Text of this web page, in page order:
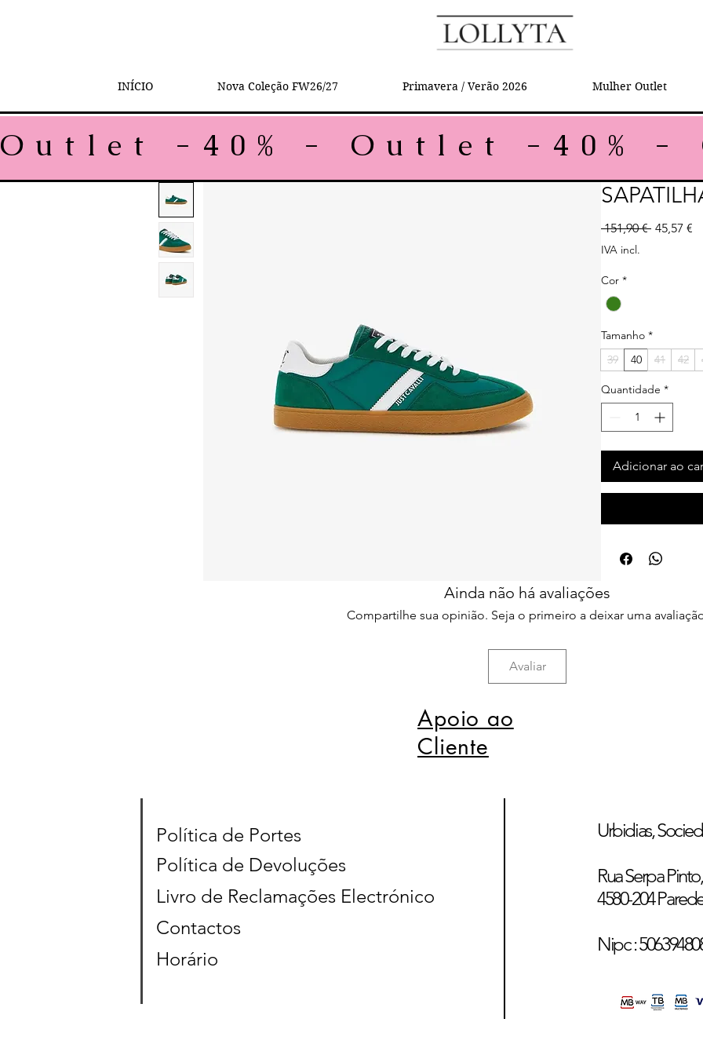
INÍCIO Nova Coleção FW26/27 Primavera / Verão 2026 Mulher Outlet
Outlet -40% -
151,90 € Preço
45,57 €
IVA incl.
Cor *
Tamanho *
39
40 41 42
Quantidade *
Adicionar ao
Ainda não há avaliações
Compartilhe sua opinião. Seja o primeiro a deixar uma
Avaliar
Apoio ao
Cliente
Política de Portes
Política de Devoluções
Livro de Reclamações Electrónico
Contactos
Horário
Urbidias,
Rua Serpa
4580-204
Nipc :